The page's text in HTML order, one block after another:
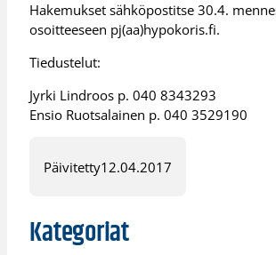
Hakemukset sähköpostitse 30.4.
osoitteeseen pj(aa)hypokoris.fi.
Tiedustelut:
Jyrki Lindroos p. 040 8343293
Ensio Ruotsalainen p. 040 3529190
Päivitetty12.04.2017
Kategoriat